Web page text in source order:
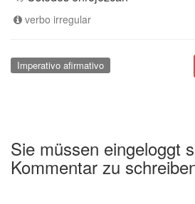
verbo irregular
Imperativo afirmativo
Sie müssen eingeloggt
Kommentar zu